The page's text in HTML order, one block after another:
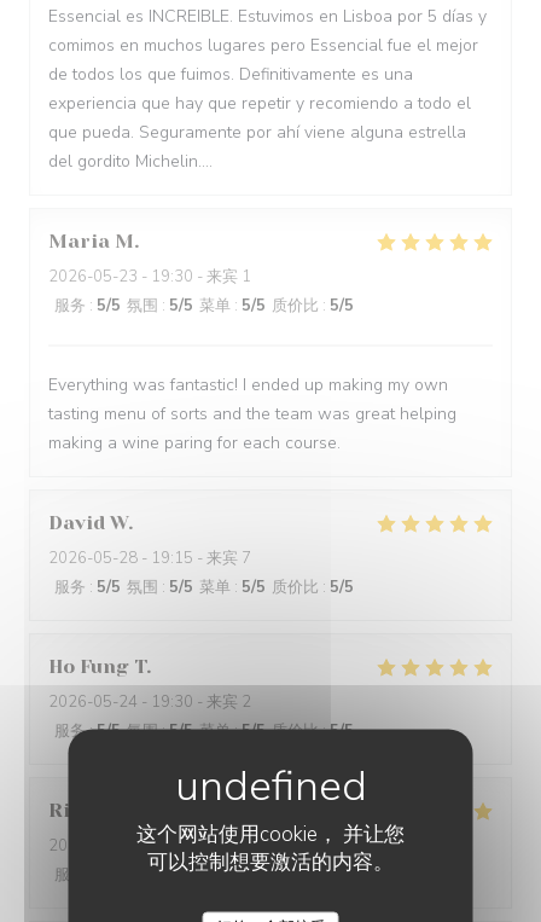
这个网站使用cookie， 并让您
可以控制想要激活的内容。
Essencial es INCREIBLE. Estuvimos en Lisboa por 5 días y
comimos en muchos lugares pero Essencial fue el mejor
de todos los que fuimos. Definitivamente es una
experiencia que hay que repetir y recomiendo a todo el
que pueda. Seguramente por ahí viene alguna estrella
del gordito Michelin....
Maria M
2026-05-23 - 19:30 - 来宾 1
服务 : 5/5 氛围 : 5/5 菜单 : 5/5 质价比 : 5/5
Everything was fantastic! I ended up making my own
tasting menu of sorts and the team was great helping
making a wine paring for each course.
David W
2026-05-28 - 19:15 - 来宾 7
服务 : 5/5 氛围 : 5/5 菜单 : 5/5 质价比 : 5/5
Ho Fung T
2026-05-24 - 19:30 - 来宾 2
服务:5/5 氛围:5/5 菜单:5/5 质价比:5/5
Riccardo
2026-05-25- 21:45 - 来宾 2
服务
: 4/5 菜单:5/5 质价比: 5 /5